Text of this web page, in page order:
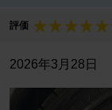
評価
2026年3月28日